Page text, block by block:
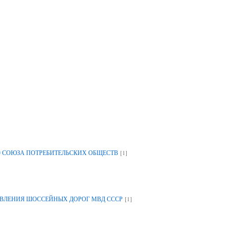
ПОТРЕБИТЕЛЬСКИХ ОБЩЕСТВ [1]
ШОССЕЙНЫХ ДОРОГ МВД СССР [1]